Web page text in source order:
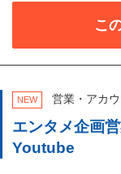
こ
NEW 営業・アカ
エンタメ企画
Youtube